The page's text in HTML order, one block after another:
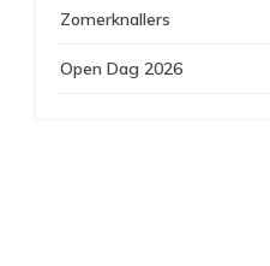
Zomerknallers
Open Dag 2026